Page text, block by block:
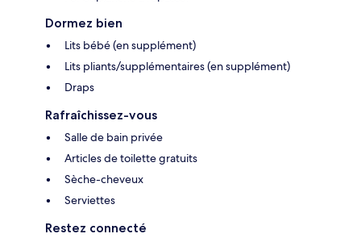
Dormez bien
Lits bébé (en supplément)
Lits pliants/supplémentaires (en supplément)
Draps
Rafraîchissez-vous
Salle de bain privée
Articles de toilette gratuits
Sèche-cheveux
Serviettes
Restez connecté